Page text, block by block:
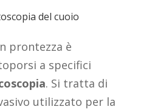
del cuoio
prontezza è
a specifici
. Si tratta di
utilizzato per la